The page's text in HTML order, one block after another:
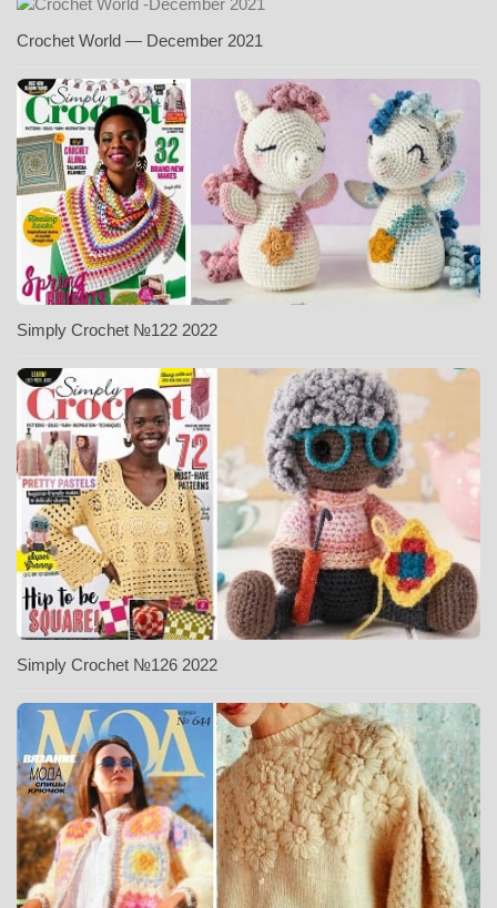
Crochet World — December 2021
Simply Crochet №122 2022
Simply Crochet №126 2022